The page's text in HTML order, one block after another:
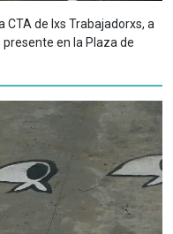
CTA de lxs Trabajadorxs, a
en la Plaza de